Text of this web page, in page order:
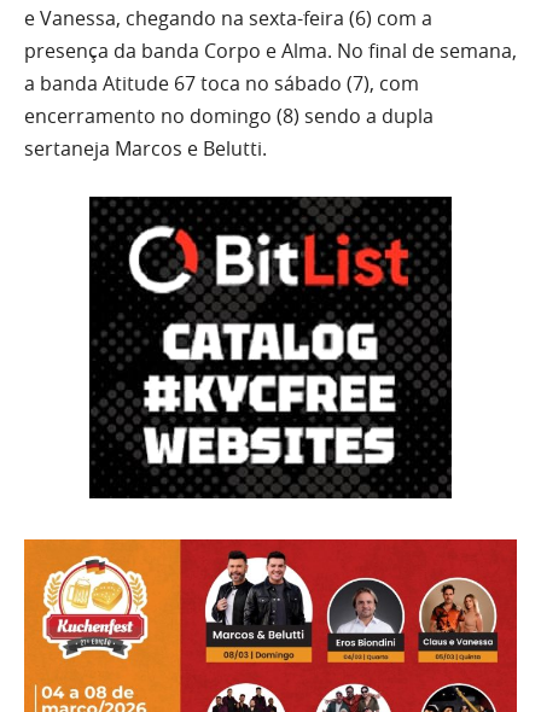
e Vanessa, chegando na sexta-feira (6) com a
presença da banda Corpo e Alma. No final de semana,
a banda Atitude 67 toca no sábado (7), com
encerramento no domingo (8) sendo a dupla
sertaneja Marcos e Belutti.